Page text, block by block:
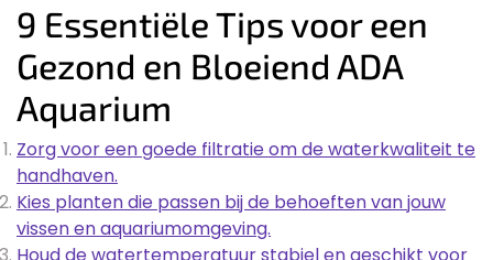
9 Essentiële Tips voor een
Gezond en Bloeiend ADA
Aquarium
Zorg voor een goede filtratie om de waterkwaliteit te
handhaven.
Kies planten die passen bij de behoeften van jouw
vissen en aquariumomgeving.
Houd de watertemperatuur stabiel en geschikt voor